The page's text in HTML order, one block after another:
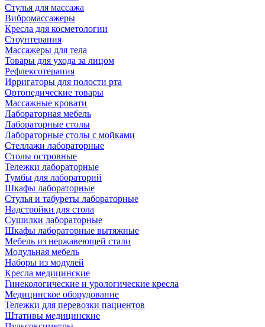
Стулья для массажа
Вибромассажеры
Кресла для косметологии
Стоунтерапия
Массажеры для тела
Товары для ухода за лицом
Рефлексотерапия
Ирригаторы для полости рта
Ортопедические товары
Массажные кровати
Лабораторная мебель
Лабораторные столы
Лабораторные столы с мойками
Стеллажи лабораторные
Столы островные
Тележки лабораторные
Тумбы для лабораторий
Шкафы лабораторные
Стулья и табуреты лабораторные
Надстройки для стола
Сушилки лабораторные
Шкафы лабораторные вытяжные
Мебель из нержавеющей стали
Модульная мебель
Наборы из модулей
Кресла медицинские
Гинекологические и урологические кресла
Медицинское оборудование
Тележки для перевозки пациентов
Штативы медицинские